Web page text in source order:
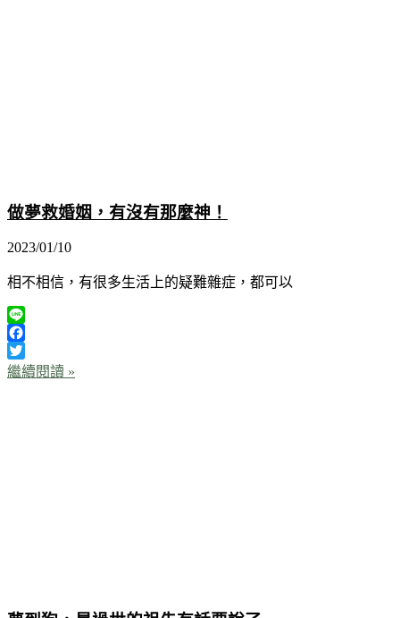
做夢救婚姻，有沒有那麼神！
2023/01/10
相不相信，有很多生活上的疑難雜症，都可以
Line
Facebook
Twitter
繼續閱讀 »